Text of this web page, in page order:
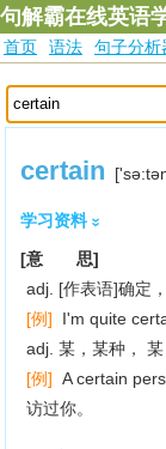
句解霸在线英语
首页 语法 句子分析
certain
学习资料
[意 思]
adj. [作表语]确定
[例] I'm quite
adj. 某，某种， 某
[例] A certain
访过你。